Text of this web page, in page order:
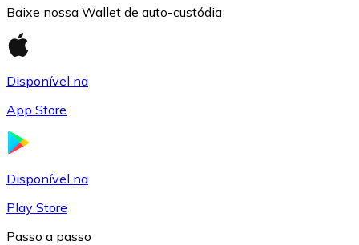
USDC
Baixe nossa Wallet de auto-custódia
Disponível na
App Store
Disponível na
Play Store
Passo a passo